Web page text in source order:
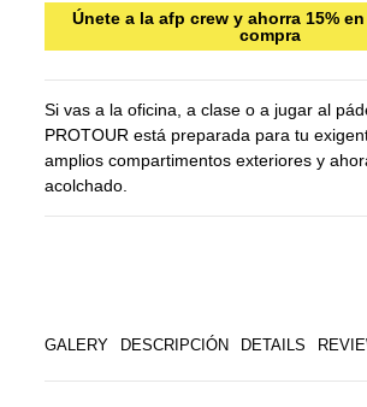
Únete a la afp crew y ahorra 15%
compra
Si vas a la oficina, a clase o a jugar al
PROTOUR está preparada para tu
amplios compartimentos exteriores y
acolchado.
GALERY DESCRIPCIÓN DETAILS